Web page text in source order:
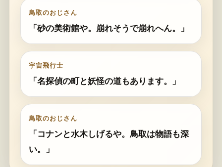
鳥取のおじさん
「砂の美術館や。崩れそうで崩れへん。」
宇宙飛行士
「名探偵の町と妖怪の道もあります。」
鳥取のおじさん
「コナンと水木しげるや。鳥取は物語も深
い。」